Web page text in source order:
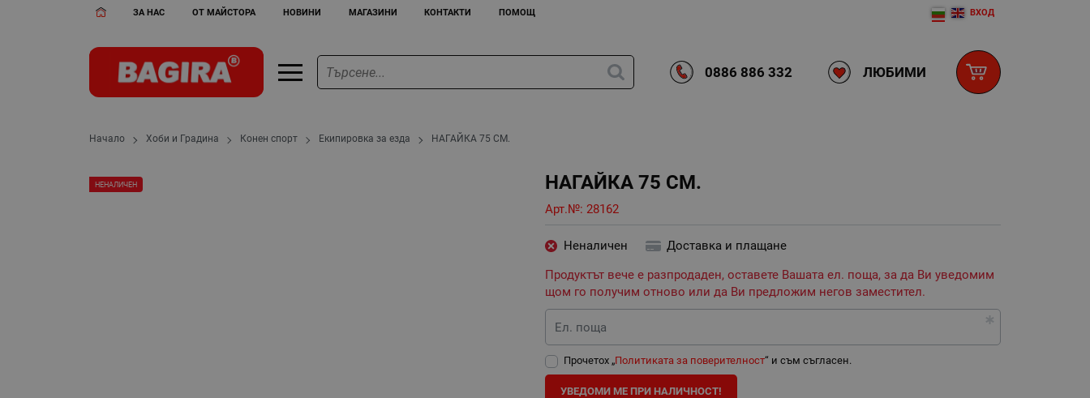
ЗА НАС ОТ МАЙСТОРА НОВИНИ МАГАЗИНИ КОНТАКТИ ПОМОЩ ВХОД
0886 886 332 ЛЮБИМИ
Начало Хоби и Градина Конен спорт Екипировка за езда НАГАЙКА 75 СМ.
НАГАЙКА 75 СМ.
Арт.№: 28162
НЕНАЛИЧЕН
Неналичен
Доставка и плащане
Продуктът вече е разпродаден, оставете Вашата ел. поща, за да Ви уведомим
щом го получим отново или да Ви предложим негов заместител.
Ел. поща
Прочетох „Политиката за поверителност“ и съм съгласен.
УВЕДОМИ МЕ ПРИ НАЛИЧНОСТ!